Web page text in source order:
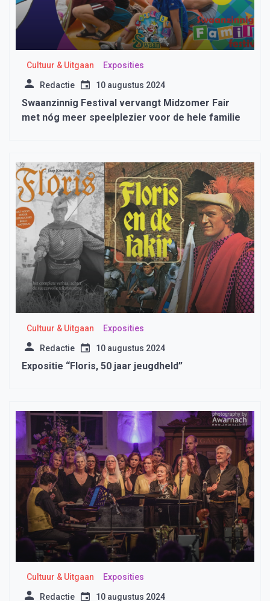
Cultuur & Uitgaan Exposities
Redactie 10 augustus 2024
Swaanzinnig Festival vervangt Midzomer Fair
met nóg meer speelplezier voor de hele familie
Cultuur & Uitgaan Exposities
Redactie 10 augustus 2024
Expositie “Floris, 50 jaar jeugdheld”
Cultuur & Uitgaan Exposities
Redactie 10 augustus 2024